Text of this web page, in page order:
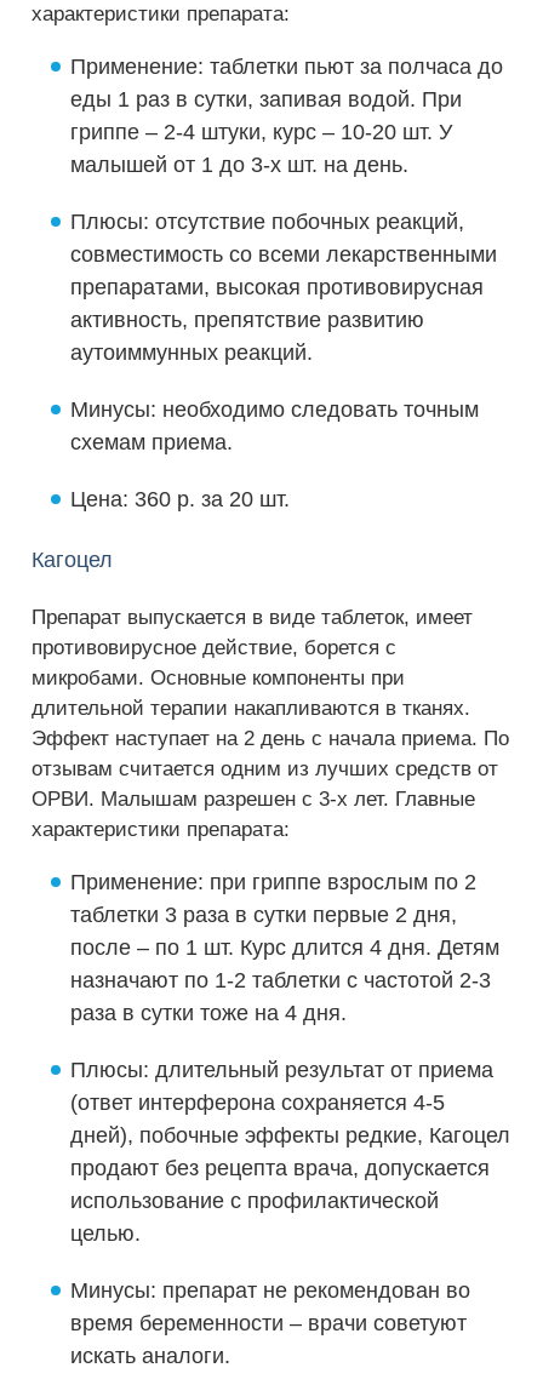
характеристики препарата:
Применение: таблетки пьют за полчаса до
еды 1 раз в сутки, запивая водой. При
гриппе – 2-4 штуки, курс – 10-20 шт. У
малышей от 1 до 3-х шт. на день.
Плюсы: отсутствие побочных реакций,
совместимость со всеми лекарственными
препаратами, высокая противовирусная
активность, препятствие развитию
аутоиммунных реакций.
Минусы: необходимо следовать точным
схемам приема.
Цена: 360 р. за 20 шт.
Кагоцел
Препарат выпускается в виде таблеток, имеет
противовирусное действие, борется с
микробами. Основные компоненты при
длительной терапии накапливаются в тканях.
Эффект наступает на 2 день с начала приема. По
отзывам считается одним из лучших средств от
ОРВИ. Малышам разрешен с 3-х лет. Главные
характеристики препарата:
Применение: при гриппе взрослым по 2
таблетки 3 раза в сутки первые 2 дня,
после – по 1 шт. Курс длится 4 дня. Детям
назначают по 1-2 таблетки с частотой 2-3
раза в сутки тоже на 4 дня.
Плюсы: длительный результат от приема
(ответ интерферона сохраняется 4-5
дней), побочные эффекты редкие, Кагоцел
продают без рецепта врача, допускается
использование с профилактической
целью.
Минусы: препарат не рекомендован во
время беременности – врачи советуют
искать аналоги.